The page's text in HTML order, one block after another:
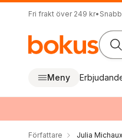
Fri frakt över 249 kr•
Meny
Författare Julia